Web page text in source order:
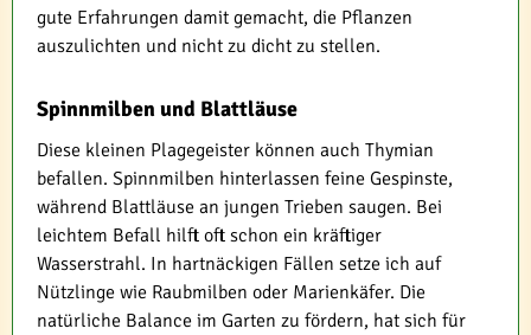
gute Erfahrungen damit gemacht, die Pflanzen
auszulichten und nicht zu dicht zu stellen.
Spinnmilben und Blattläuse
Diese kleinen Plagegeister können auch Thymian
befallen. Spinnmilben hinterlassen feine Gespinste,
während Blattläuse an jungen Trieben saugen. Bei
leichtem Befall hilft oft schon ein kräftiger
Wasserstrahl. In hartnäckigen Fällen setze ich auf
Nützlinge wie Raubmilben oder Marienkäfer. Die
natürliche Balance im Garten zu fördern, hat sich für